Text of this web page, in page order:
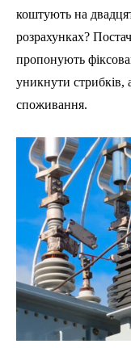
коштують на
розрахунках?
пропонують
уникнути стрибків,
споживання.